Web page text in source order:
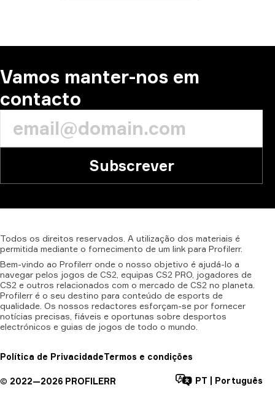
Vamos manter-nos em
contacto
Subscrever
Todos os direitos reservados. A utilização dos materiais é
permitida mediante o fornecimento de um link para Profilerr.
Bem-vindo ao Profilerr onde o nosso objetivo é ajudá-lo a
navegar pelos jogos de CS2, equipas CS2 PRO, jogadores de
CS2 e outros relacionados com o mercado de CS2 no planeta.
Profilerr é o seu destino para conteúdo de esports de
qualidade. Os nossos redactores esforçam-se por fornecer
notícias precisas, fiáveis e oportunas sobre desportos
electrónicos e guias de jogos de todo o mundo.
Política de PrivacidadeTermos e condições
© 2022—2026 PROFILERR PT Português